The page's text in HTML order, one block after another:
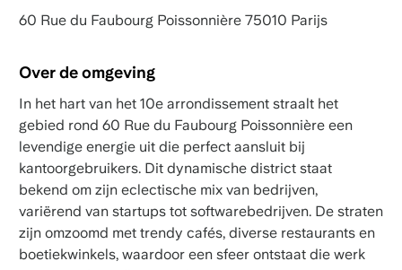
60 Rue du Faubourg Poissonnière 75010 Parijs
Over de omgeving
In het hart van het 10e arrondissement straalt het
gebied rond 60 Rue du Faubourg Poissonnière een
levendige energie uit die perfect aansluit bij
kantoorgebruikers. Dit dynamische district staat
bekend om zijn eclectische mix van bedrijven,
variërend van startups tot softwarebedrijven. De straten
zijn omzoomd met trendy cafés, diverse restaurants en
boetiekwinkels, waardoor een sfeer ontstaat die werk